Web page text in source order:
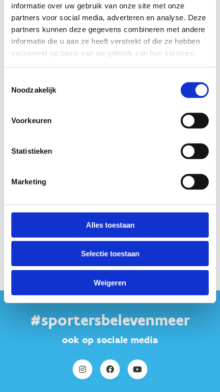
informatie over uw gebruik van onze site met onze
partners voor social media, adverteren en analyse. Deze
partners kunnen deze gegevens combineren met andere
informatie die u aan ze heeft verstrekt of die ze hebben
verzameld op basis van uw gebruik van hun services.
Noodzakelijk
Voorkeuren
Statistieken
Marketing
Alles toestaan
Selectie toestaan
Weigeren
Ardooie, Hooglede, Ingelmunster, Izegem, Ledegem,
Lichtervelde, Meulebeke, Moorslede, Oostrozebeke, Pittem,
Roeselare, Ruiselede, Staden, Tielt, Wielsbeke en Wingene met
een totale afstand van circa 450km.
Je skeelert kilometers langs een gevarieerd ruraal en stedelijk
rustplekjes. Je ontdekt de troeven van de 16 gemeenten in drie
toeristische regio's: de Leiestreek, het Brugse Ommeland en de
komen hierbij aan hun trekken. Ook lopers, wandelaars,
fietsers, … kunnen genieten van dit uniek netwerk binnen de
Hogestraat
#sportersbelevenmeer
ook op sociale media